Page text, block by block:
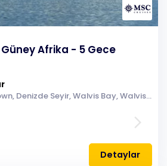
Afrika - 5 Gece
Cape Town, Denizde Seyir, Walvis Bay, Walvis Bay, Denizde Seyir, Cape Town
arrow_forward_ios
Detaylar